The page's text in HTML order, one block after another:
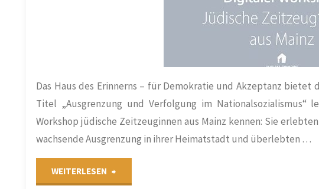
Das Haus des Erinnerns – für Demokratie und Akzeptanz
Titel „Ausgrenzung und Verfolgung im Nationalsozialismus“
Workshop jüdische Zeitzeuginnen aus Mainz kennen: Sie
wachsende Ausgrenzung in ihrer Heimatstadt und überlebten …
WEITERLESEN